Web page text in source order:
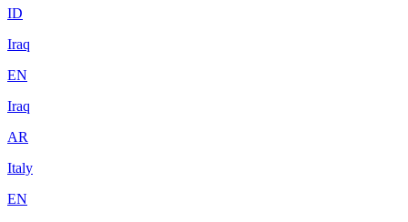
ID
Iraq
EN
Iraq
AR
Italy
EN